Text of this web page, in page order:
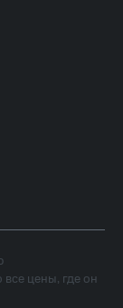
цены, где он